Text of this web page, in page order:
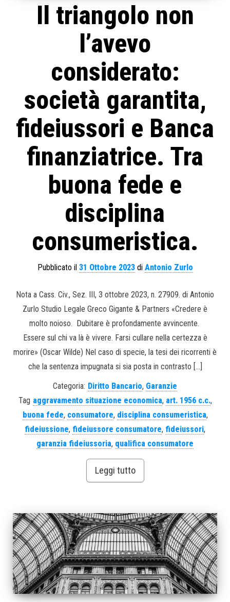
Il triangolo non
l’avevo
considerato:
società garantita,
fideiussori e Banca
finanziatrice. Tra
buona fede e
disciplina
consumeristica.
Pubblicato il 31 Ottobre 2023di Antonio Zurlo
Nota a Cass. Civ., Sez. III, 3 ottobre 2023, n. 27909. di Antonio
Zurlo Studio Legale Greco Gigante & Partners «Credere è
molto noioso. Dubitare è profondamente avvincente.
Essere sul chi va là è vivere. Farsi cullare nella certezza è
morire» (Oscar Wilde) Nel caso di specie, la tesi dei ricorrenti è
che la sentenza impugnata si sia posta in contrasto […]
Categoria: Diritto Bancario, Garanzie
Tag aggravamento situazione economica, art. 1956 c.c.,
buona fede, consumatore, disciplina consumeristica,
fideiussione, fideiussore consumatore, fideiussori,
garanzia fideiussoria, qualifica consumatore
Leggi tutto